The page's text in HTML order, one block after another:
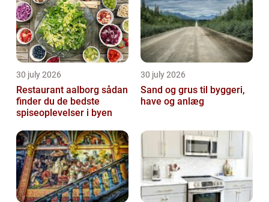
30 july 2026
Restaurant aalborg sådan
finder du de bedste
spiseoplevelser i byen
30 july 2026
Sand og grus til byggeri,
have og anlæg